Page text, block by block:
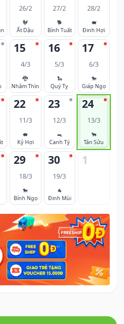
26/2
🐓
Ất Dậu
27/2
🐕
Bính Tuất
28/2
🐖
Đinh Hợi
15
4/3
🐉
Nhâm Thìn
16
5/3
🐍
Quý Tỵ
17
6/3
🐎
Giáp Ngọ
22
11/3
🐖
Kỷ Hợi
23
12/3
🐀
Canh Tý
24
13/3
🐂
Tân Sửu
29
18/3
🐎
Bính Ngọ
30
19/3
🐐
Đinh Mùi
1